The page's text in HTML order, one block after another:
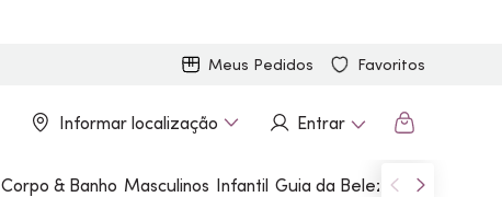
Meus Pedidos Favoritos
Informar localização Entrar
Corpo & Banho Masculinos Infantil Guia da Beleza Marcas